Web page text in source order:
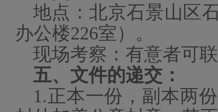
地点：北京石景山区
办公楼226室）。
现场考察：有意者可
五、文件的递交：
1.正本一份，副本两